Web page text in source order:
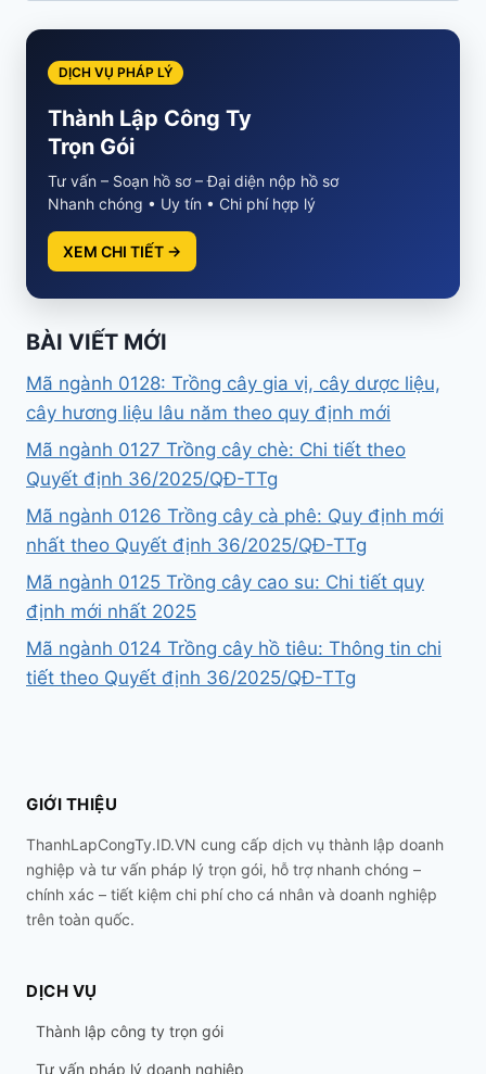
cho:
DỊCH VỤ PHÁP LÝ
Thành Lập Công Ty
Trọn Gói
Tư vấn – Soạn hồ sơ – Đại diện nộp hồ sơ
Nhanh chóng • Uy tín • Chi phí hợp lý
XEM CHI TIẾT →
BÀI VIẾT MỚI
Mã ngành 0128: Trồng cây gia vị, cây dược liệu,
cây hương liệu lâu năm theo quy định mới
Mã ngành 0127 Trồng cây chè: Chi tiết theo
Quyết định 36/2025/QĐ-TTg
Mã ngành 0126 Trồng cây cà phê: Quy định mới
nhất theo Quyết định 36/2025/QĐ-TTg
Mã ngành 0125 Trồng cây cao su: Chi tiết quy
định mới nhất 2025
Mã ngành 0124 Trồng cây hồ tiêu: Thông tin chi
tiết theo Quyết định 36/2025/QĐ-TTg
GIỚI THIỆU
ThanhLapCongTy.ID.VN cung cấp dịch vụ thành lập doanh
nghiệp và tư vấn pháp lý trọn gói, hỗ trợ nhanh chóng –
chính xác – tiết kiệm chi phí cho cá nhân và doanh nghiệp
trên toàn quốc.
DỊCH VỤ
Thành lập công ty trọn gói
Tư vấn pháp lý doanh nghiệp